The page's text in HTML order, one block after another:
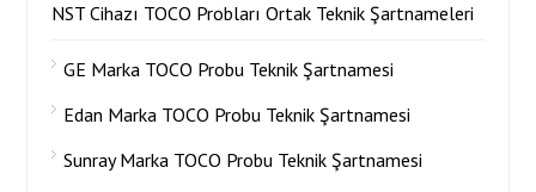
NST Cihazı TOCO Probları Ortak Teknik Şartnameleri
GE Marka TOCO Probu Teknik Şartnamesi
Edan Marka TOCO Probu Teknik Şartnamesi
Sunray Marka TOCO Probu Teknik Şartnamesi